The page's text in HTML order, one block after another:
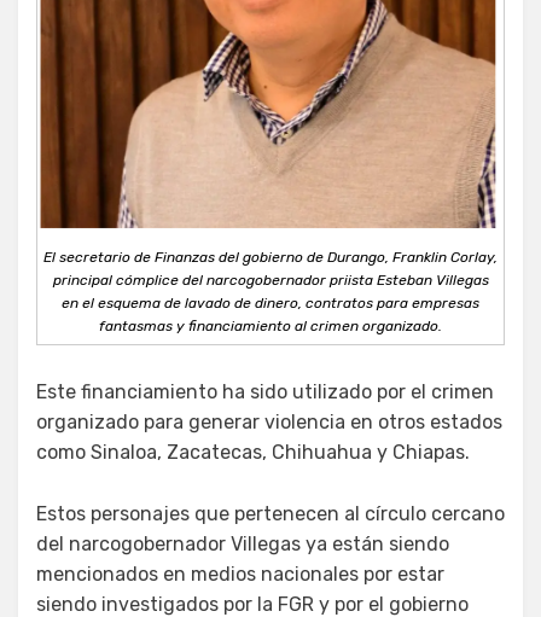
El secretario de Finanzas del gobierno de Durango, Franklin Corlay,
principal cómplice del narcogobernador priista Esteban Villegas
en el esquema de lavado de dinero, contratos para empresas
fantasmas y financiamiento al crimen organizado.
Este financiamiento ha sido utilizado por el crimen
organizado para generar violencia en otros estados
como Sinaloa, Zacatecas, Chihuahua y Chiapas.
Estos personajes que pertenecen al círculo cercano
del narcogobernador Villegas ya están siendo
mencionados en medios nacionales por estar
siendo investigados por la FGR y por el gobierno